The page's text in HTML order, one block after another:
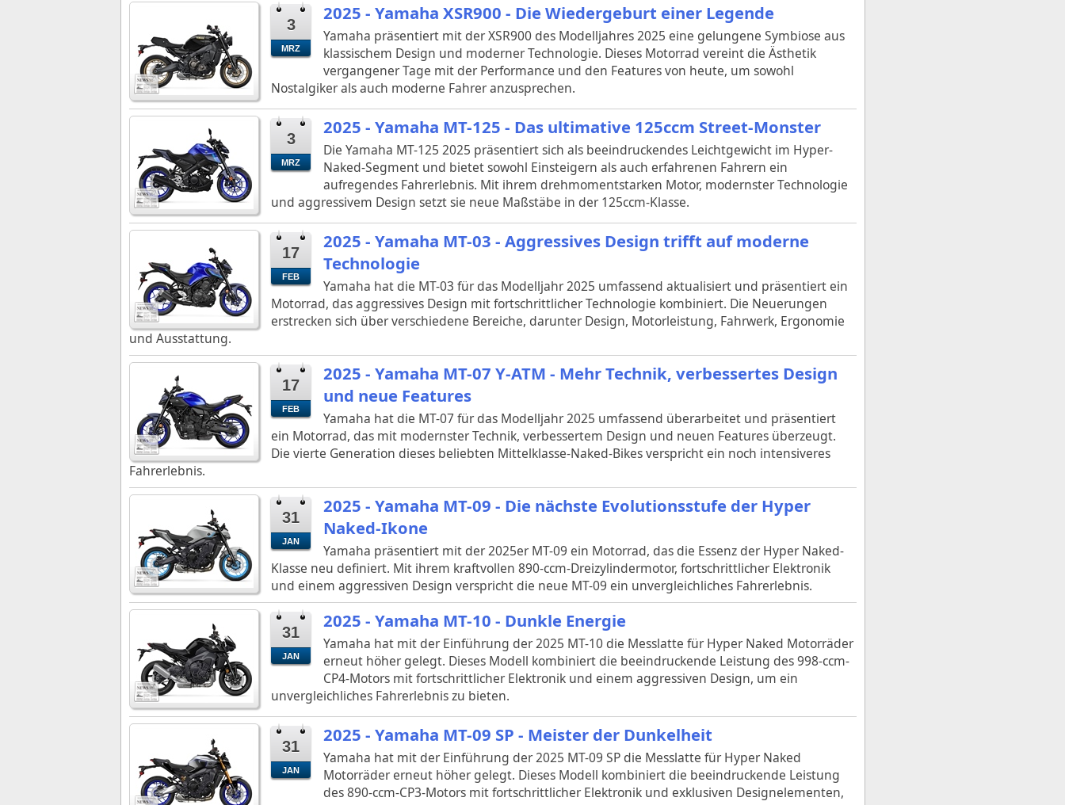
3
MRZ
2025 - Yamaha XSR900 - Die Wiedergeburt einer Legende
Yamaha präsentiert mit der XSR900 des Modelljahres 2025 eine gelungene Symbiose aus
klassischem Design und moderner Technologie. Dieses Motorrad vereint die Ästhetik
vergangener Tage mit der Performance und den Features von heute, um sowohl
Nostalgiker als auch moderne Fahrer anzusprechen.
3
MRZ
2025 - Yamaha MT-125 - Das ultimative 125ccm Street-Monster
Die Yamaha MT-125 2025 präsentiert sich als beeindruckendes Leichtgewicht im Hyper-
Naked-Segment und bietet sowohl Einsteigern als auch erfahrenen Fahrern ein
aufregendes Fahrerlebnis. Mit ihrem drehmomentstarken Motor, modernster Technologie
und aggressivem Design setzt sie neue Maßstäbe in der 125ccm-Klasse.​
17
FEB
2025 - Yamaha MT-03 - Aggressives Design trifft auf moderne
Technologie
Yamaha hat die MT-03 für das Modelljahr 2025 umfassend aktualisiert und präsentiert ein
Motorrad, das aggressives Design mit fortschrittlicher Technologie kombiniert. Die Neuerungen
erstrecken sich über verschiedene Bereiche, darunter Design, Motorleistung, Fahrwerk, Ergonomie
und Ausstattung.
17
FEB
2025 - Yamaha MT-07 Y-ATM - Mehr Technik, verbessertes Design
und neue Features
Yamaha hat die MT-07 für das Modelljahr 2025 umfassend überarbeitet und präsentiert
ein Motorrad, das mit modernster Technik, verbessertem Design und neuen Features überzeugt.
Die vierte Generation dieses beliebten Mittelklasse-Naked-Bikes verspricht ein noch intensiveres
Fahrerlebnis.
31
JAN
2025 - Yamaha MT-09 - Die nächste Evolutionsstufe der Hyper
Naked-Ikone
Yamaha präsentiert mit der 2025er MT-09 ein Motorrad, das die Essenz der Hyper Naked-
Klasse neu definiert. Mit ihrem kraftvollen 890-ccm-Dreizylindermotor, fortschrittlicher Elektronik
und einem aggressiven Design verspricht die neue MT-09 ein unvergleichliches Fahrerlebnis.
31
JAN
2025 - Yamaha MT-10 - Dunkle Energie
Yamaha hat mit der Einführung der 2025 MT-10 die Messlatte für Hyper Naked Motorräder
erneut höher gelegt. Dieses Modell kombiniert die beeindruckende Leistung des 998-ccm-
CP4-Motors mit fortschrittlicher Elektronik und einem aggressiven Design, um ein
unvergleichliches Fahrerlebnis zu bieten.
31
JAN
2025 - Yamaha MT-09 SP - Meister der Dunkelheit
Yamaha hat mit der Einführung der 2025 MT-09 SP die Messlatte für Hyper Naked
Motorräder erneut höher gelegt. Dieses Modell kombiniert die beeindruckende Leistung
des 890-ccm-CP3-Motors mit fortschrittlicher Elektronik und exklusiven Designelementen,